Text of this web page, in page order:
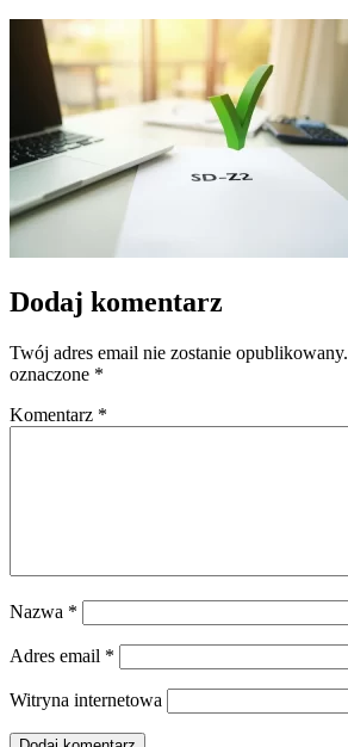
Dodaj komentarz
Twój adres email nie zostanie opublikowany.
oznaczone *
Komentarz *
Nazwa *
Adres email *
Witryna internetowa